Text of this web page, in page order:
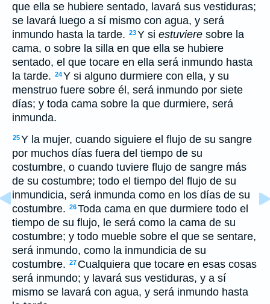
que ella se hubiere sentado, lavará sus vestiduras;
se lavará luego a sí mismo con agua, y será
inmundo hasta la tarde. 23Y si estuviere sobre la
cama, o sobre la silla en que ella se hubiere
sentado, el que tocare en ella será inmundo hasta
la tarde. 24Y si alguno durmiere con ella, y su
menstruo fuere sobre él, será inmundo por siete
días; y toda cama sobre la que durmiere, será
inmunda.
25Y la mujer, cuando siguiere el flujo de su sangre
por muchos días fuera del tiempo de su
costumbre, o cuando tuviere flujo de sangre más
de su costumbre; todo el tiempo del flujo de su
inmundicia, será inmunda como en los días de su
costumbre. 26Toda cama en que durmiere todo el
tiempo de su flujo, le será como la cama de su
costumbre; y todo mueble sobre el que se sentare,
será inmundo, como la inmundicia de su
costumbre. 27 Cualquiera que tocare en esas cosas
será inmundo; y lavará sus vestiduras, y a sí
mismo se lavará con agua, y será inmundo hasta